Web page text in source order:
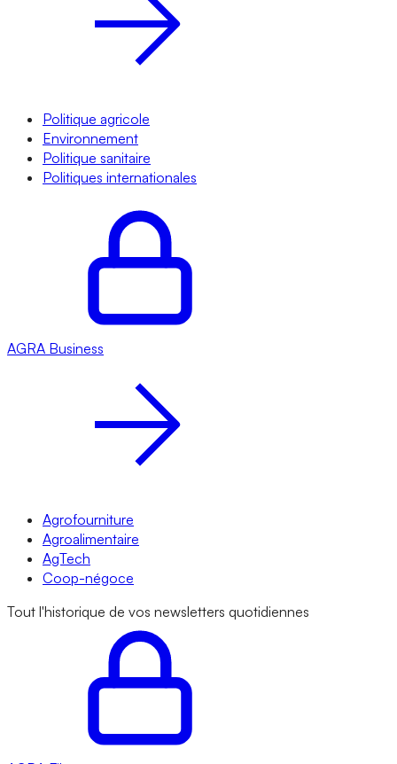
Politique agricole
Environnement
Politique sanitaire
Politiques internationales
AGRA Business
Agrofourniture
Agroalimentaire
AgTech
Coop-négoce
Tout l'historique de vos newsletters quotidiennes